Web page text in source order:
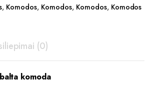
, Komodos, Komodos, Komodos, Komodos
(0)
komoda